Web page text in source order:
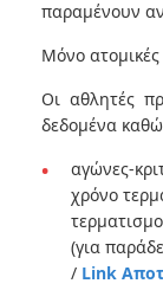
παραμένουν
Μόνο ατομικές
Οι αθλητές
δεδομένα
αγώνες-
χρόνο
(για
/ Link